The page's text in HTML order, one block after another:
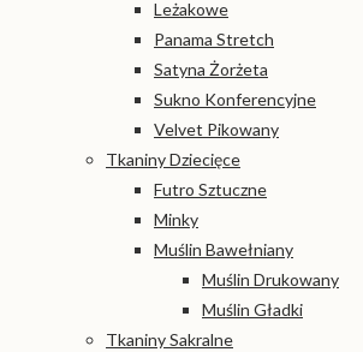
Leżakowe
Panama Stretch
Satyna Żorżeta
Sukno Konferencyjne
Velvet Pikowany
Tkaniny Dziecięce
Futro Sztuczne
Minky
Muślin Bawełniany
Muślin Drukowany
Muślin Gładki
Tkaniny Sakralne